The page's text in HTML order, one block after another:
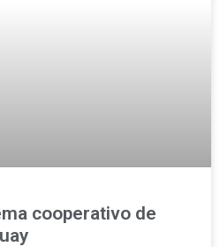
cooperativo de